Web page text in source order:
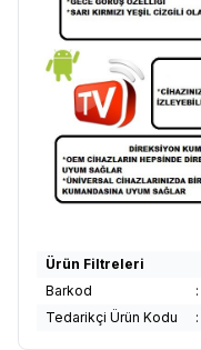
Ürün Filtreleri
Barkod
:
Tedarikçi Ürün Kodu
: